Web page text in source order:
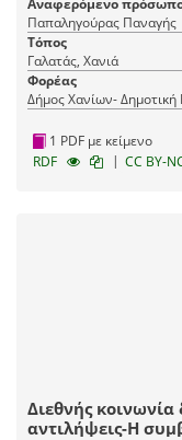
Αναφερόμενο
Παπαληγούρας Παναγής
Τόπος
Γαλατάς, Χανιά
Φορέας
Δήμος Χανίων- Δημοτική
1 PDF με κείμενο
RDF
| CC BY-
Διεθνής κοινωνία
αντιλήψεις-Η